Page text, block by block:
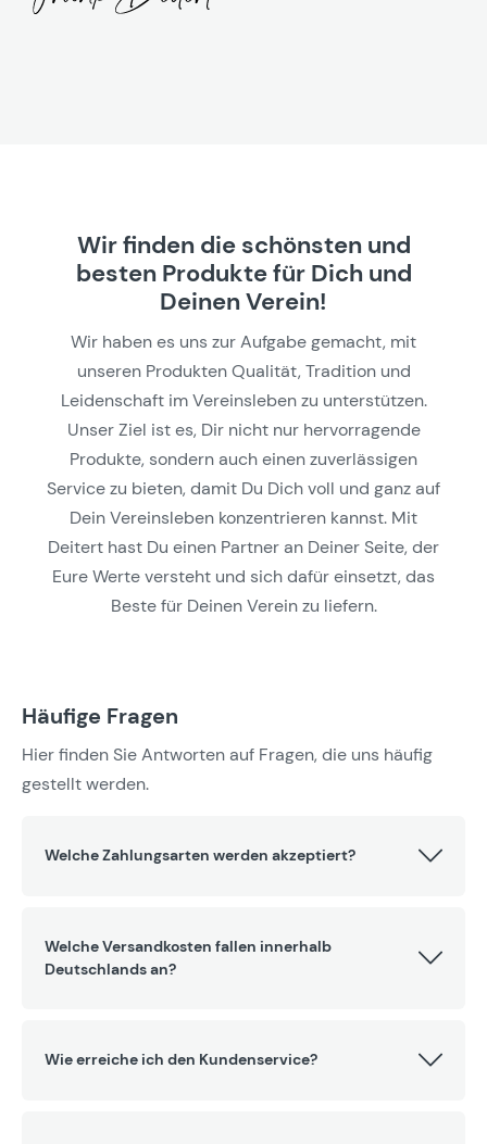
Wir finden die schönsten und
besten Produkte für Dich und
Deinen Verein!
Wir haben es uns zur Aufgabe gemacht, mit
unseren Produkten Qualität, Tradition und
Leidenschaft im Vereinsleben zu unterstützen.
Unser Ziel ist es, Dir nicht nur hervorragende
Produkte, sondern auch einen zuverlässigen
Service zu bieten, damit Du Dich voll und ganz auf
Dein Vereinsleben konzentrieren kannst. Mit
Deitert hast Du einen Partner an Deiner Seite, der
Eure Werte versteht und sich dafür einsetzt, das
Beste für Deinen Verein zu liefern.
Häufige Fragen
Hier finden Sie Antworten auf Fragen, die uns häufig
gestellt werden.
Welche Zahlungsarten werden akzeptiert?
Welche Versandkosten fallen innerhalb
Deutschlands an?
Wie erreiche ich den Kundenservice?